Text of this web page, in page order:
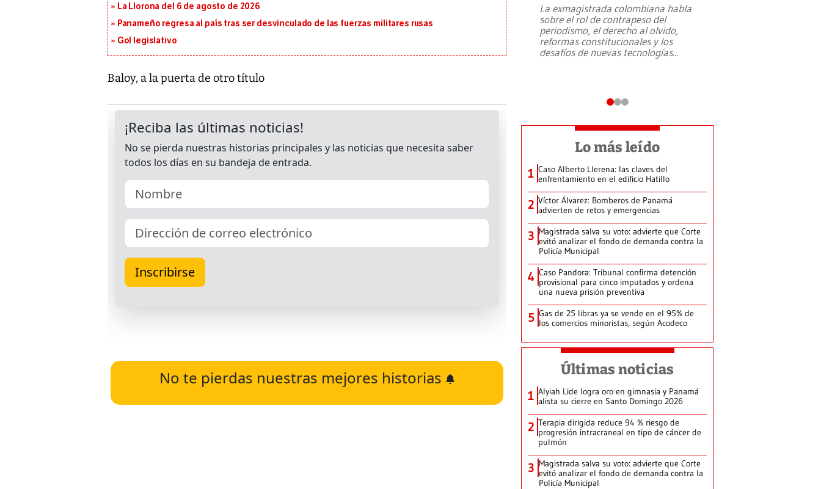
La Llorona del 6 de agosto de 2026
Panameño regresa al país tras ser desvinculado de las fuerzas militares rusas
Gol legislativo
Baloy, a la puerta de otro título
No te pierdas nuestras mejores historias
emergencia de gran
La exmagistrada colombiana habla
sobre el rol de contrapeso del
periodismo, el derecho al olvido,
reformas constitucionales y los
desafíos de nuevas tecnologías...
Lo más leído
1 Caso Alberto Llerena: las claves del
enfrentamiento en el edificio Hatillo
2 Víctor Álvarez: Bomberos de Panamá
advierten de retos y emergencias
3 Magistrada salva su voto: advierte que Corte
evitó analizar el fondo de demanda contra la
Policía Municipal
4 Caso Pandora: Tribunal confirma detención
provisional para cinco imputados y ordena
una nueva prisión preventiva
5 Gas de 25 libras ya se vende en el 95% de
los comercios minoristas, según Acodeco
Últimas noticias
1 Alyiah Lide logra oro en gimnasia y Panamá
alista su cierre en Santo Domingo 2026
2 Terapia dirigida reduce 94 % riesgo de
progresión intracraneal en tipo de cáncer de
pulmón
3 Magistrada salva su voto: advierte que Corte
evitó analizar el fondo de demanda contra la
Policía Municipal